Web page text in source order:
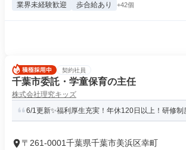
業界未経験歓迎 歩合給あり +42個
契約社員
千葉市委託・学童保育の主任
株式会社理究キッズ
6/1更新✨福利厚生充実！年休120日以上！研修制
〒261-0001千葉県千葉市美浜区幸町